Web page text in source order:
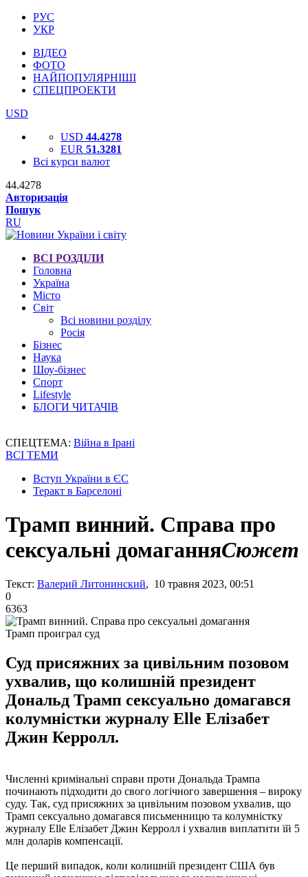
РУС
УКР
ВІДЕО
ФОТО
НАЙПОПУЛЯРНІШІ
СПЕЦПРОЕКТИ
USD
USD 44.4278
EUR 51.3281
Всі курси валют
44.4278
Авторизація
Пошук
RU
ВСІ РОЗДІЛИ
Головна
Україна
Місто
Світ
Всі новини розділу
Росія
Бізнес
Наука
Шоу-бізнес
Спорт
Lifestyle
БЛОГИ ЧИТАЧІВ
СПЕЦТЕМА: Війна в Ірані
ВСІ ТЕМИ
Вступ України в ЄС
Теракт в Барселоні
Трамп винний. Справа про
сексуальні домаганняСюжет
Текст: Валерий Литонинский, 10 травня 2023, 00:51
0
6363
Трамп проиграл суд
Суд присяжних за цивільним позовом
ухвалив, що колишній президент
Дональд Трамп сексуально домагався
колумністки журналу Elle Елізабет
Джин Керролл.
Численні кримінальні справи проти Дональда Трампа
починають підходити до свого логічного завершення – вироку
суду. Так, суд присяжних за цивільним позовом ухвалив, що
Трамп сексуально домагався письменницю та колумністку
журналу Elle Елізабет Джин Керролл і ухвалив виплатити їй 5
млн доларів компенсації.
Це перший випадок, коли колишній президент США був